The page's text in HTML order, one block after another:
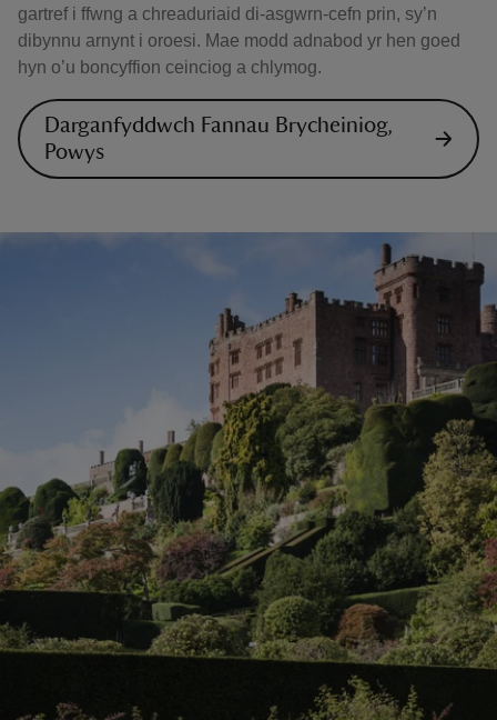
gartref i ffwng a chreaduriaid di-asgwrn-cefn prin, sy’n
dibynnu arnynt i oroesi. Mae modd adnabod yr hen goed
hyn o’u boncyffion ceinciog a chlymog.
Darganfyddwch Fannau Brycheiniog,
Powys